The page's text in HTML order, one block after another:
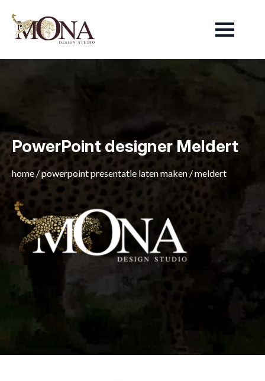
PowerPoint designer Meldert
home /powerpoint presentatie laten maken /meldert